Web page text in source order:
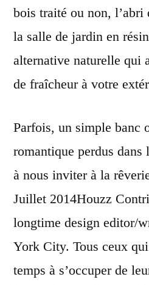
bois traité ou non, l’abri
la salle de jardin en
alternative naturelle qui
de fraîcheur à votre
Parfois, un simple banc
romantique perdus
à nous inviter à la
Juillet 2014Houzz
longtime design editor/
York City. Tous ceux
temps à s’occuper de